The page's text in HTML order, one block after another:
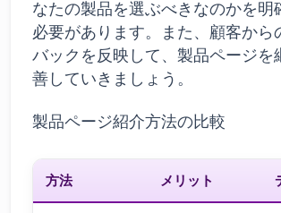
なたの製品を選ぶべきなのかを明
必要があります。また、顧客から
バックを反映して、製品ページを
善していきましょう。
製品ページ紹介方法の比較
方法 メリット